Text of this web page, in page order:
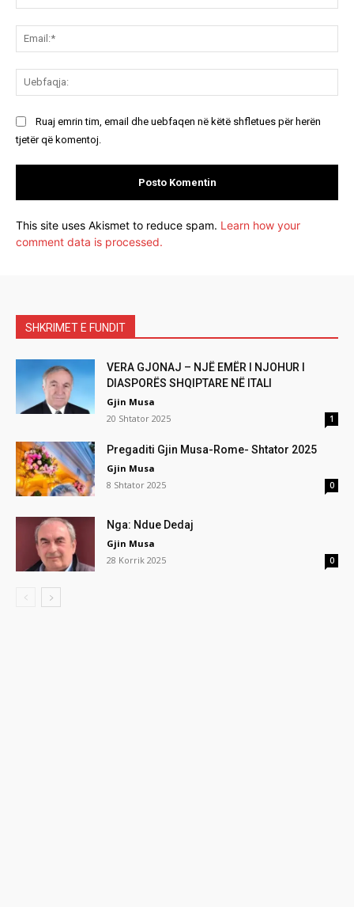
Ruaj emrin tim, email dhe uebfaqen në këtë shfletues për herën
tjetër që komentoj.
This site uses Akismet to reduce spam. Learn how your
comment data is processed.
SHKRIMET E FUNDIT
VERA GJONAJ – NJË EMËR I NJOHUR I
DIASPORËS SHQIPTARE NË ITALI
Gjin Musa
20 Shtator 2025
1
Pregaditi Gjin Musa-Rome- Shtator 2025
Gjin Musa
8 Shtator 2025
0
Nga: Ndue Dedaj
Gjin Musa
28 Korrik 2025
0